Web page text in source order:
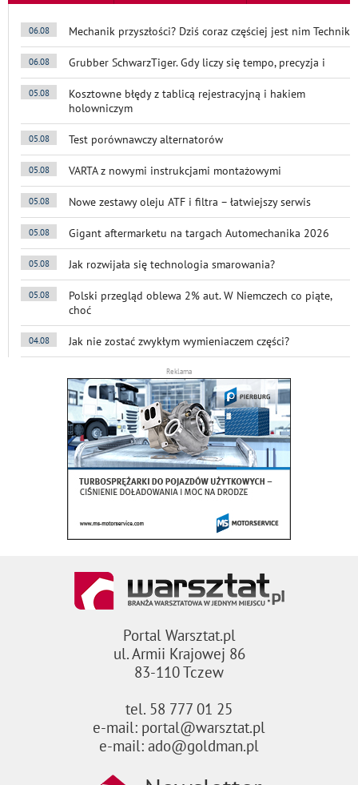
06.08 Mechanik przyszłości? Dziś coraz częściej jest nim Technik
06.08 Grubber SchwarzTiger. Gdy liczy się tempo, precyzja i
05.08
Kosztowne błędy z tablicą rejestracyjną i hakiem
holowniczym
05.08 Test porównawczy alternatorów
05.08 VARTA z nowymi instrukcjami montażowymi
05.08 Nowe zestawy oleju ATF i filtra – łatwiejszy serwis
05.08 Gigant aftermarketu na targach Automechanika 2026
05.08 Jak rozwijała się technologia smarowania?
05.08
Polski przegląd oblewa 2% aut. W Niemczech co piąte,
choć
04.08 Jak nie zostać zwykłym wymieniaczem części?
Reklama
Portal Warsztat.pl
ul. Armii Krajowej 86
83-110 Tczew
tel. 58 777 01 25
e-mail: portal@warsztat.pl
e-mail: ado@goldman.pl